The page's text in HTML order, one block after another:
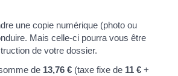
une copie numérique (photo ou
Mais celle-ci pourra vous être
de votre dossier.
de 13,76 € (taxe fixe de 11 € +